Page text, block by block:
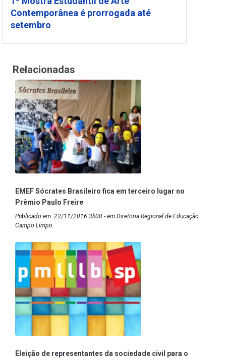
Contemporânea é prorrogada até
setembro
Relacionadas
EMEF Sócrates Brasileiro fica em terceiro lugar no
Prêmio Paulo Freire
Publicado em: 22/11/2016 3h00 - em Diretoria Regional de Educação
Campo Limpo
Eleição de representantes da sociedade civil para o